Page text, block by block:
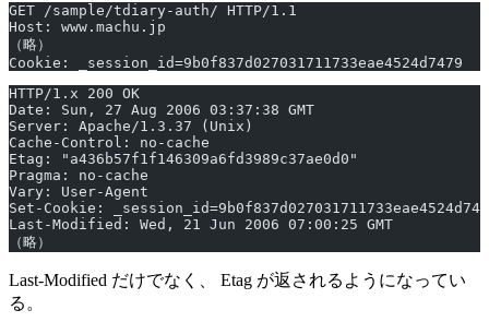
GET /sample/tdiary-auth/ HTTP/1.1
Host: www.machu.jp
（略）
Cookie: _session_id=9b0f837d027031711733eae4524d7479
HTTP/1.x 200 OK
Date: Sun, 27 Aug 2006 03:37:38 GMT
Server: Apache/1.3.37 (Unix)
Cache-Control: no-cache
Etag: "a436b57f1f146309a6fd3989c37ae0d0"
Pragma: no-cache
Vary: User-Agent
Set-Cookie:
Last-Modified: Wed, 21 Jun 2006 07:00:25 GMT
（略）
Last-Modified だけでなく、 Etag が返されるようになってい
る。